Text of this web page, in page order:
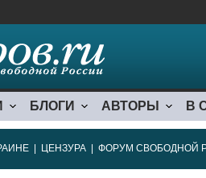
БЛОГИ АВТОРЫ В
ЦЕНЗУРА ФОРУМ СВОБОДНОЙ